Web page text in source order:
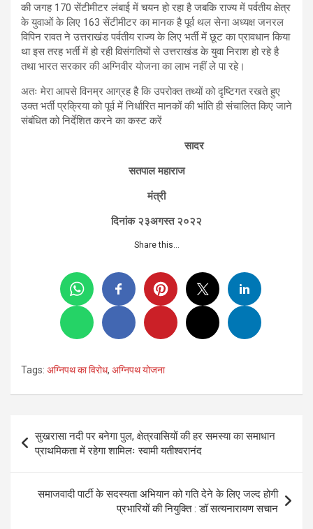
की जगह 170 सेंटीमीटर लंबाई में चयन हो रहा है जबकि राज्य में पर्वतीय क्षेत्र
के युवाओं के लिए 163 सेंटीमीटर का मानक है पूर्व थल सेना अध्यक्ष जनरल
विपिन रावत ने उत्तराखंड पर्वतीय राज्य के लिए भर्ती में छूट का प्रावधान किया
था इस तरह भर्ती में हो रही विसंगतियों से उत्तराखंड के युवा निराश हो रहे है
तथा भारत सरकार की अग्निवीर योजना का लाभ नहीं ले पा रहे।
अतः मेरा आपसे विनम्र आग्रह है कि उपरोक्त तथ्यों को दृष्टिगत रखते हुए
उक्त भर्ती प्रक्रिया को पूर्व में निर्धारित मानकों की भांति ही संचालित किए जाने
संबंधित को निर्देशित करने का कस्ट करें
सादर
सतपाल महाराज
मंत्री
दिनांक २३अगस्त २०२२
Share this…
Tags: अग्निपथ का विरोध, अग्निपथ योजना
navigation
सुखरासा नदी पर बनेगा पुल, क्षेत्रवासियों की हर समस्या का समाधान
प्राथमिकता में रहेगा शामिलः स्वामी यतीश्वरानंद
समाजवादी पार्टी के सदस्यता अभियान को गति देने के लिए जल्द होगी
प्रभारियों की नियुक्ति : डॉ सत्यनारायण सचान